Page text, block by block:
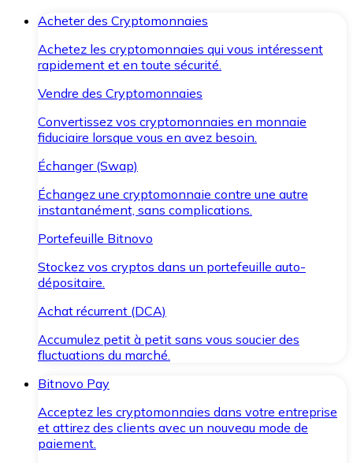
Acheter des Cryptomonnaies
Achetez les cryptomonnaies qui vous intéressent
rapidement et en toute sécurité.
Vendre des Cryptomonnaies
Convertissez vos cryptomonnaies en monnaie
fiduciaire lorsque vous en avez besoin.
Échanger (Swap)
Échangez une cryptomonnaie contre une autre
instantanément, sans complications.
Portefeuille Bitnovo
Stockez vos cryptos dans un portefeuille auto-
dépositaire.
Achat récurrent (DCA)
Accumulez petit à petit sans vous soucier des
fluctuations du marché.
Bitnovo Pay
Acceptez les cryptomonnaies dans votre entreprise
et attirez des clients avec un nouveau mode de
paiement.